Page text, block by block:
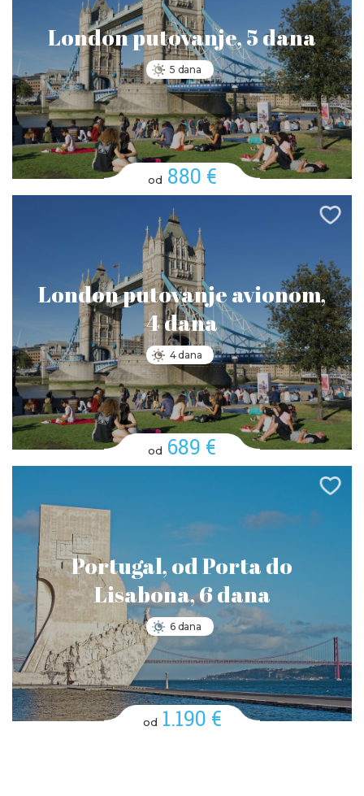
London putovanje, 5 dana
5 dana
od 880 €
London putovanje avionom,
4 dana
4 dana
od 689 €
Portugal, od Porta do
Lisabona, 6 dana
6 dana
od 1.190 €